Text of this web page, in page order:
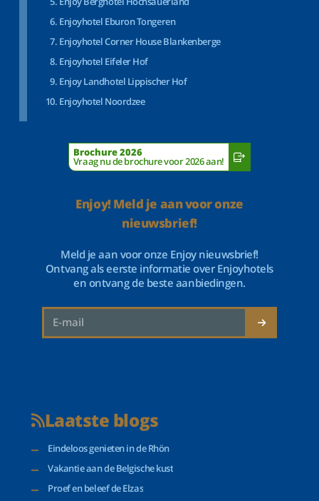
Enjoyhotel Eburon Tongeren
Enjoyhotel Corner House Blankenberge
Enjoyhotel Eifeler Hof
Enjoy Landhotel Lippischer Hof
Enjoyhotel Noordzee
Brochure 2026
Vraag nu de brochure voor 2026 aan!
Enjoy! Meld je aan voor onze
nieuwsbrief!
Meld je aan voor onze Enjoy nieuwsbrief!
Ontvang als eerste informatie over Enjoyhotels
en ontvang de beste aanbiedingen.
Laatste blogs
Eindeloos genieten in de Rhön
Vakantie aan de Belgische kust
Proef en beleef de Elzas